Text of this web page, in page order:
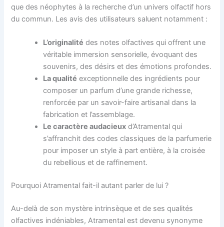
que des néophytes à la recherche d’un univers olfactif hors
du commun. Les avis des utilisateurs saluent notamment :
L’originalité des notes olfactives qui offrent une
véritable immersion sensorielle, évoquant des
souvenirs, des désirs et des émotions profondes.
La qualité exceptionnelle des ingrédients pour
composer un parfum d’une grande richesse,
renforcée par un savoir-faire artisanal dans la
fabrication et l’assemblage.
Le caractère audacieux d’Atramental qui
s’affranchit des codes classiques de la parfumerie
pour imposer un style à part entière, à la croisée
du rebellious et de raffinement.
Pourquoi Atramental fait-il autant parler de lui ?
Au-delà de son mystère intrinsèque et de ses qualités
olfactives indéniables, Atramental est devenu synonyme